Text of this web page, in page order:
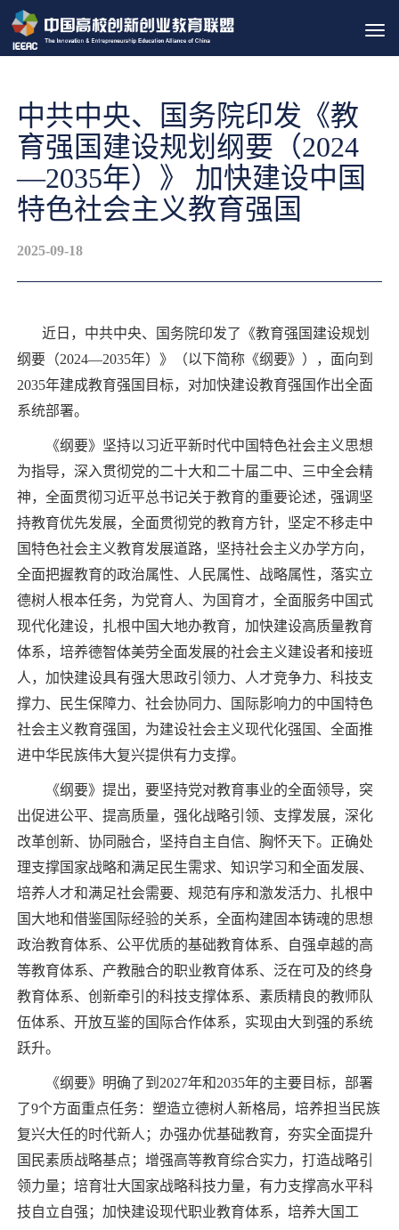
中共中央、国务院印发《教
育强国建设规划纲要（2024
—2035年）》 加快建设中国
特色社会主义教育强国
2025-09-18
近日，中共中央、国务院印发了《教育强国建设规划
纲要（2024—2035年）》（以下简称《纲要》），面向到
2035年建成教育强国目标，对加快建设教育强国作出全面
系统部署。
《纲要》坚持以习近平新时代中国特色社会主义思想
为指导，深入贯彻党的二十大和二十届二中、三中全会精
神，全面贯彻习近平总书记关于教育的重要论述，强调坚
持教育优先发展，全面贯彻党的教育方针，坚定不移走中
国特色社会主义教育发展道路，坚持社会主义办学方向，
全面把握教育的政治属性、人民属性、战略属性，落实立
德树人根本任务，为党育人、为国育才，全面服务中国式
现代化建设，扎根中国大地办教育，加快建设高质量教育
体系，培养德智体美劳全面发展的社会主义建设者和接班
人，加快建设具有强大思政引领力、人才竞争力、科技支
撑力、民生保障力、社会协同力、国际影响力的中国特色
社会主义教育强国，为建设社会主义现代化强国、全面推
进中华民族伟大复兴提供有力支撑。
《纲要》提出，要坚持党对教育事业的全面领导，突
出促进公平、提高质量，强化战略引领、支撑发展，深化
改革创新、协同融合，坚持自主自信、胸怀天下。正确处
理支撑国家战略和满足民生需求、知识学习和全面发展、
培养人才和满足社会需要、规范有序和激发活力、扎根中
国大地和借鉴国际经验的关系，全面构建固本铸魂的思想
政治教育体系、公平优质的基础教育体系、自强卓越的高
等教育体系、产教融合的职业教育体系、泛在可及的终身
教育体系、创新牵引的科技支撑体系、素质精良的教师队
伍体系、开放互鉴的国际合作体系，实现由大到强的系统
跃升。
《纲要》明确了到2027年和2035年的主要目标，部署
了9个方面重点任务：塑造立德树人新格局，培养担当民族
复兴大任的时代新人；办强办优基础教育，夯实全面提升
国民素质战略基点；增强高等教育综合实力，打造战略引
领力量；培育壮大国家战略科技力量，有力支撑高水平科
技自立自强；加快建设现代职业教育体系，培养大国工